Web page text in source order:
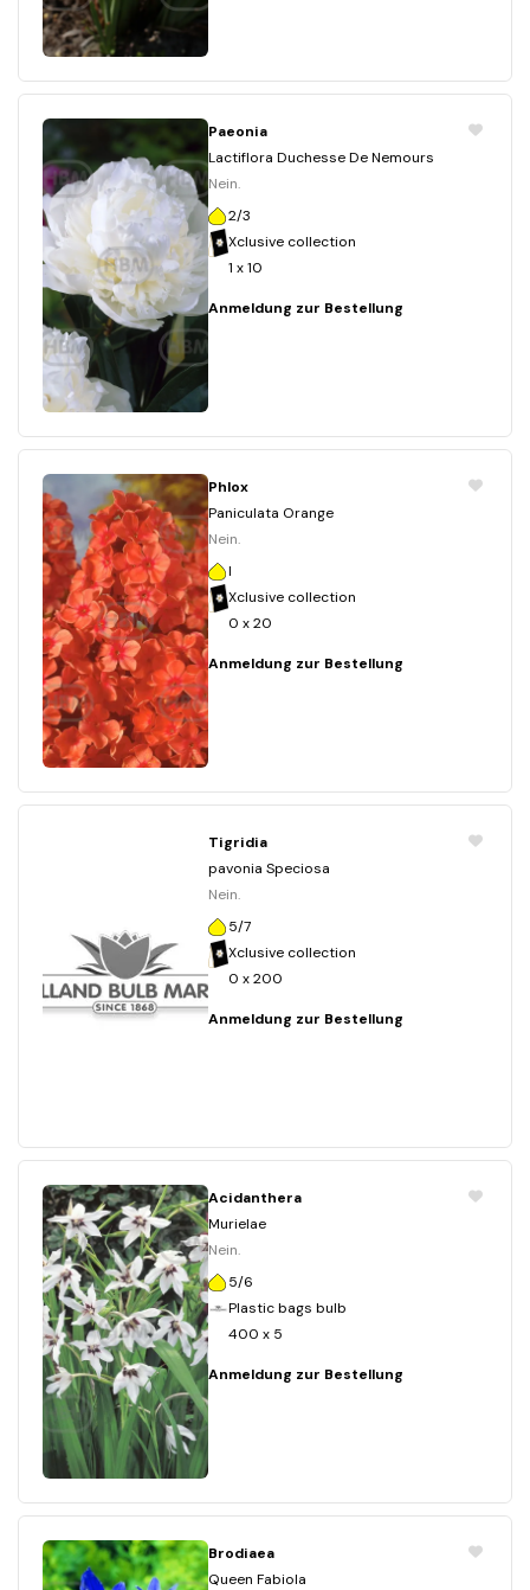
Paeonia
Lactiflora Duchesse De Nemours
Nein.
2/3
Xclusive collection
1 x 10
Anmeldung zur Bestellung
Phlox
Paniculata Orange
Nein.
I
Xclusive collection
0 x 20
Anmeldung zur Bestellung
Tigridia
pavonia Speciosa
Nein.
5/7
Xclusive collection
0 x 200
Anmeldung zur Bestellung
Acidanthera
Murielae
Nein.
5/6
Plastic bags bulb
400 x 5
Anmeldung zur Bestellung
Brodiaea
Queen Fabiola